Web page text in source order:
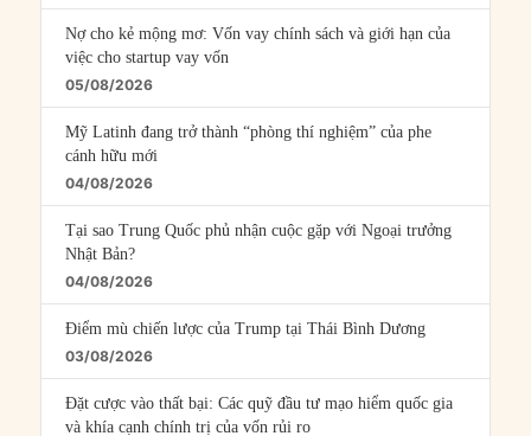
Nợ cho kẻ mộng mơ: Vốn vay chính sách và giới hạn của
việc cho startup vay vốn
05/08/2026
Mỹ Latinh đang trở thành “phòng thí nghiệm” của phe
cánh hữu mới
04/08/2026
Tại sao Trung Quốc phủ nhận cuộc gặp với Ngoại trưởng
Nhật Bản?
04/08/2026
Điểm mù chiến lược của Trump tại Thái Bình Dương
03/08/2026
Đặt cược vào thất bại: Các quỹ đầu tư mạo hiểm quốc gia
và khía cạnh chính trị của vốn rủi ro